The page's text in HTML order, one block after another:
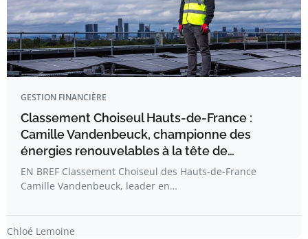
GESTION FINANCIÈRE
Classement Choiseul Hauts-de-France :
Camille Vandenbeuck, championne des
énergies renouvelables à la tête de…
EN BREF Classement Choiseul des Hauts-de-France
Camille Vandenbeuck, leader en…
Chloé Lemoine